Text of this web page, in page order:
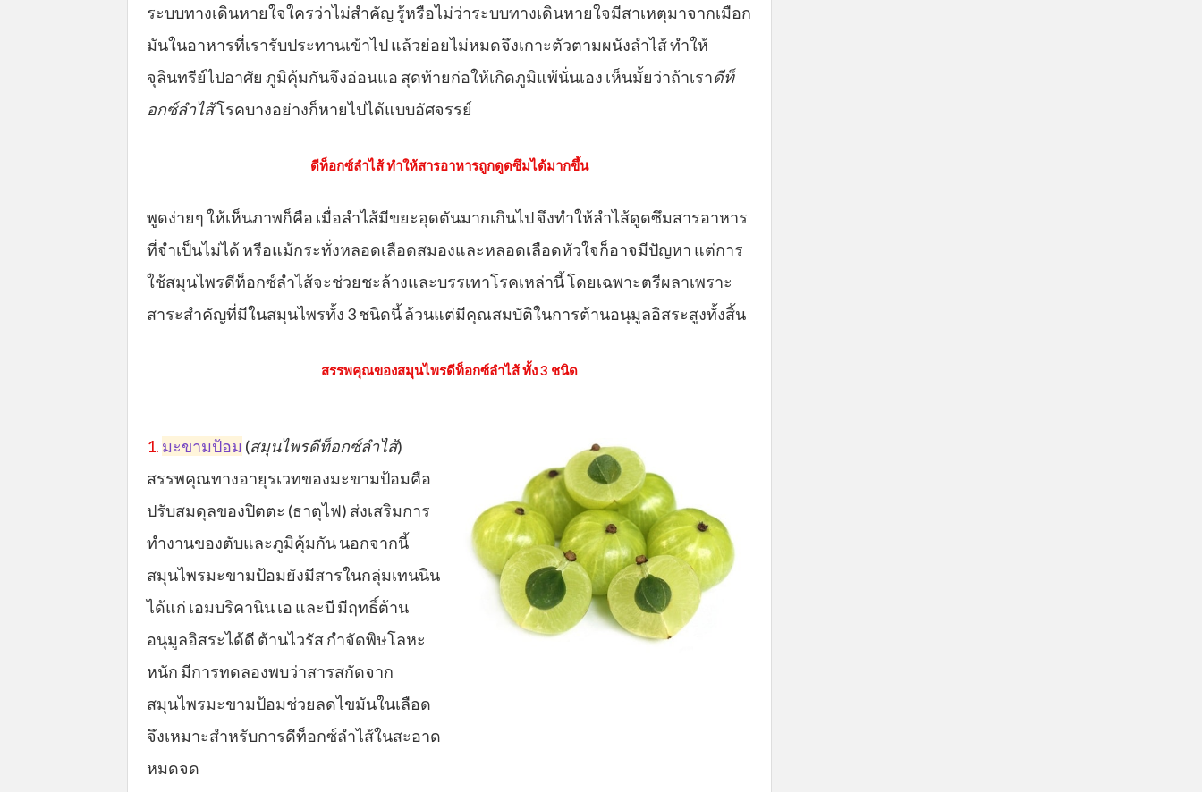
ระบบทางเดินหายใจใครว่าไม่สำคัญ รู้หรือไม่ว่าระบบทางเดินหายใจมีสาเหตุมาจากเมือก
มันในอาหารที่เรารับประทานเข้าไป แล้วย่อยไม่หมดจึงเกาะตัวตามผนังลำไส้ ทำให้
จุลินทรีย์ไปอาศัย ภูมิคุ้มกันจึงอ่อนแอ สุดท้ายก่อให้เกิดภูมิแพ้นั่นเอง เห็นมั้ยว่าถ้าเราดีท็
อกซ์ลำไส้โรคบางอย่างก็หายไปได้แบบอัศจรรย์
ดีท็อกซ์ลำไส้ ทำให้สารอาหารถูกดูดซึมได้มากขึ้น
พูดง่ายๆ ให้เห็นภาพก็คือ เมื่อลำไส้มีขยะอุดตันมากเกินไป จึงทำให้ลำไส้ดูดซึมสารอาหาร
ที่จำเป็นไม่ได้ หรือแม้กระทั่งหลอดเลือดสมองและหลอดเลือดหัวใจก็อาจมีปัญหา แต่การ
ใช้สมุนไพรดีท็อกซ์ลำไส้จะช่วยชะล้างและบรรเทาโรคเหล่านี้ โดยเฉพาะตรีผลาเพราะ
สาระสำคัญที่มีในสมุนไพรทั้ง 3 ชนิดนี้ ล้วนแต่มีคุณสมบัติในการต้านอนุมูลอิสระสูงทั้งสิ้น
สรรพคุณของสมุนไพรดีท็อกซ์ลำไส้ ทั้ง 3 ชนิด
1. มะขามป้อม (สมุนไพรดีท็อกซ์ลำไส้)
สรรพคุณทางอายุรเวทของมะขามป้อมคือ
ปรับสมดุลของปิตตะ (ธาตุไฟ) ส่งเสริมการ
ทำงานของตับและภูมิคุ้มกัน นอกจากนี้
สมุนไพรมะขามป้อมยังมีสารในกลุ่มเทนนิน
ได้แก่ เอมบริคานิน เอ และบี มีฤทธิ์ต้าน
อนุมูลอิสระได้ดี ต้านไวรัส กำจัดพิษโลหะ
หนัก มีการทดลองพบว่าสารสกัดจาก
สมุนไพรมะขามป้อมช่วยลดไขมันในเลือด
จึงเหมาะสำหรับการดีท็อกซ์ลำไส้ในสะอาด
หมดจด